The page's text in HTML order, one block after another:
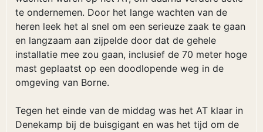
te ondernemen. Door het lange wachten van de
heren leek het al snel om een serieuze zaak te gaan
en langzaam aan zijpelde door dat de gehele
installatie mee zou gaan, inclusief de 70 meter hoge
mast geplaatst op een doodlopende weg in de
omgeving van Borne.
Tegen het einde van de middag was het AT klaar in
Denekamp bij de buisgigant en was het tijd om de